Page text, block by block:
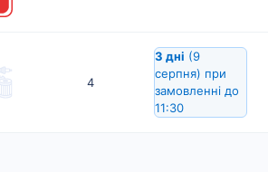
4
3 дні (9
серпня) при
замовленні до
11:30